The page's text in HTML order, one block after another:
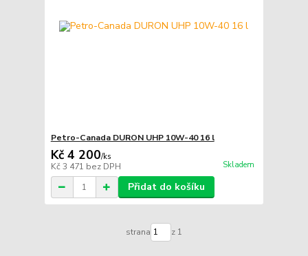
Petro-Canada DURON UHP 10W-40 16 l
Kč 4 200/ks
Kč 3 471 bez DPH Skladem
Přidat do košíku
strana z 1